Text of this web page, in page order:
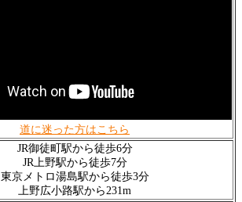
道に迷った方はこちら
JR御徒町駅から徒歩6分
JR上野駅から徒歩7分
東京メトロ湯島駅から徒歩3分
上野広小路駅から231m